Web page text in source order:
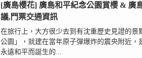
[廣島櫻花] 廣島和平紀念公園賞櫻 & 廣
議,門票交通資訊
在旅行上，大方很少去到有沈重歷史見證的
公園」，就建在當年原子彈爆炸的震央附近
永遠和平而誕生的...